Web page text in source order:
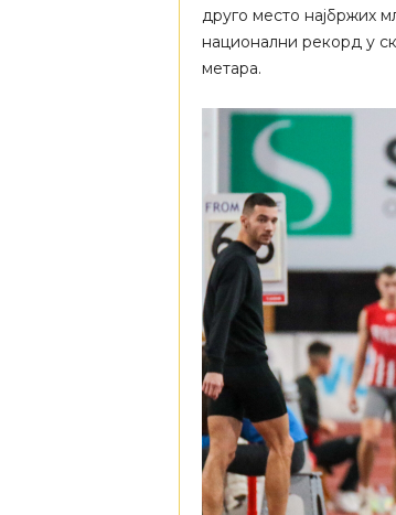
друго место најбржих
национални рекорд у
метара.